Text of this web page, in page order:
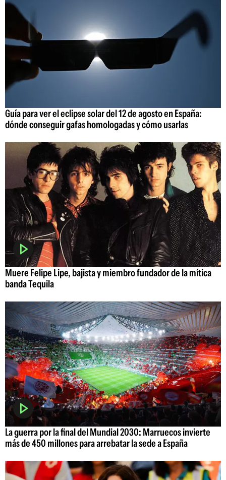
Guía para ver el eclipse solar del 12 de agosto en España:
dónde conseguir gafas homologadas y cómo usarlas
Muere Felipe Lipe, bajista y miembro fundador de la mítica
banda Tequila
La guerra por la final del Mundial 2030: Marruecos invierte
más de 450 millones para arrebatar la sede a España